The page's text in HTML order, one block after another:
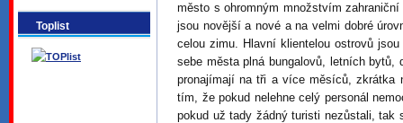
Toplist
město s ohromným množstvím
jsou novější a nové a na velmi dobré
celou zimu. Hlavní klientelou ostrovů
sebe města plná bungalovů, letních
pronajímají na tři a více měsíců, zkrátka
tím, že pokud nelehne celý personál
pokud už tady žádný turisti nezůstali, tak